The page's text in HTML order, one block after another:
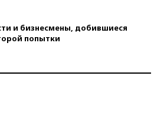
и бизнесмены, добившиеся
попытки